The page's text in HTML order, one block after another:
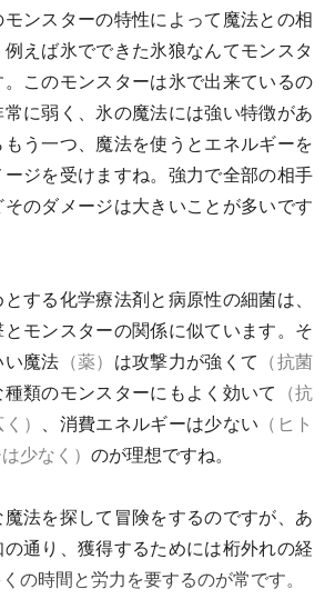
ンスターの特性によって魔法との相
えば氷でできた氷狼なんてモンスタ
このモンスターは氷で出来ているの
に弱く、氷の魔法には強い特徴があ
もう一つ、魔法を使うとエネルギーを
ジを受けますね。強力で全部の相手
のダメージは大きいことが多いです
する化学療法剤と病原性の細菌は、
モンスターの関係に似ています。そ
い魔法 （薬） は攻撃力が強くて
（抗菌
種類のモンスターにもよく効いて
（抗
） 、消費エネルギーは少ない （ヒト
少なく） のが理想ですね。
法を探して冒険をするのですが、あ
通り、獲得するためには桁外れの経
の時間と労力を要するのが常です。